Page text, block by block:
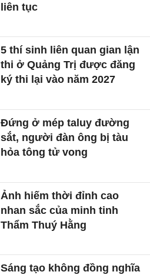
liên tục
5 thí sinh liên quan gian lận
thi ở Quảng Trị được đăng
ký thi lại vào năm 2027
Đứng ở mép taluy đường
sắt, người đàn ông bị tàu
hỏa tông tử vong
Ảnh hiếm thời đỉnh cao
nhan sắc của minh tinh
Thẩm Thuý Hằng
Sáng tạo không đồng nghĩa